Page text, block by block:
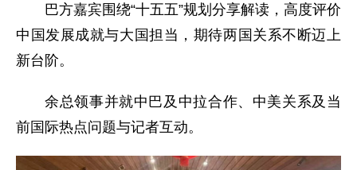
巴方嘉宾围绕“十五五”规划分享解读，高度评价
中国发展成就与大国担当，期待两国关系不断迈上
新台阶。
余总领事并就中巴及中拉合作、中美关系及当
前国际热点问题与记者互动。